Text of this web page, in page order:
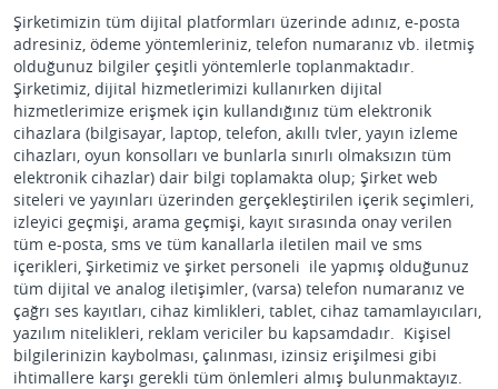
Şirketimizin tüm dijital platformları üzerinde adınız, e-posta
adresiniz, ödeme yöntemleriniz, telefon numaranız vb. iletmiş
olduğunuz bilgiler çeşitli yöntemlerle toplanmaktadır.
Şirketimiz, dijital hizmetlerimizi kullanırken dijital
hizmetlerimize erişmek için kullandığınız tüm elektronik
cihazlara (bilgisayar, laptop, telefon, akıllı tvler, yayın izleme
cihazları, oyun konsolları ve bunlarla sınırlı olmaksızın tüm
elektronik cihazlar) dair bilgi toplamakta olup; Şirket web
siteleri ve yayınları üzerinden gerçekleştirilen içerik seçimleri,
izleyici geçmişi, arama geçmişi, kayıt sırasında onay verilen
tüm e-posta, sms ve tüm kanallarla iletilen mail ve sms
içerikleri, Şirketimiz ve şirket personeli ile yapmış olduğunuz
tüm dijital ve analog iletişimler, (varsa) telefon numaranız ve
çağrı ses kayıtları, cihaz kimlikleri, tablet, cihaz tamamlayıcıları,
yazılım nitelikleri, reklam vericiler bu kapsamdadır. Kişisel
bilgilerinizin kaybolması, çalınması, izinsiz erişilmesi gibi
ihtimallere karşı gerekli tüm önlemleri almış bulunmaktayız.